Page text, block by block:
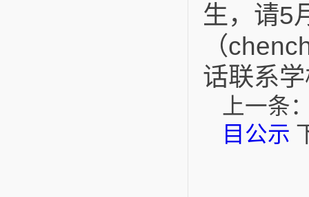
生，请5
（
话联系
上一条
目公示